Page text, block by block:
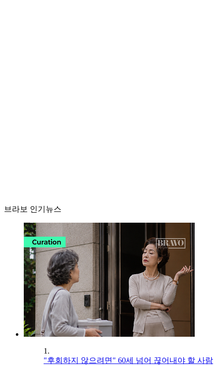
브라보 인기뉴스
1.
"후회하지 않으려면" 60세 넘어 끊어내야 할 사람